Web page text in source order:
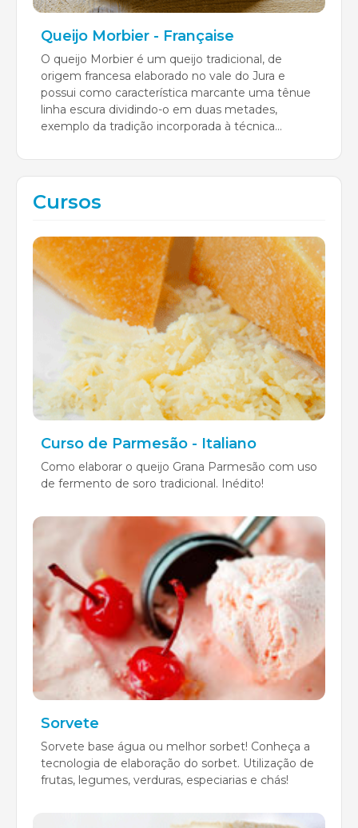
Queijo Morbier - Française
O queijo Morbier é um queijo tradicional, de
origem francesa elaborado no vale do Jura e
possui como característica marcante uma tênue
linha escura dividindo-o em duas metades,
exemplo da tradição incorporada à técnica...
Cursos
Curso de Parmesão - Italiano
Como elaborar o queijo Grana Parmesão com uso
de fermento de soro tradicional. Inédito!
Sorvete
Sorvete base água ou melhor sorbet! Conheça a
tecnologia de elaboração do sorbet. Utilização de
frutas, legumes, verduras, especiarias e chás!